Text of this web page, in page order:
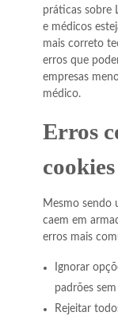
práticas sobre
e médicos
mais correto
erros que
empresas
médico.
Erros
Mesmo sendo
caem em
erros mais
Ignorar
padrões
Rejeitar